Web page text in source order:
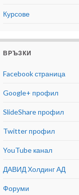
Курсове
ВРЪЗКИ
Facebook страница
Google+ профил
SlideShare профил
Twitter профил
YouTube канал
ДАВИД Холдинг АД
Форуми